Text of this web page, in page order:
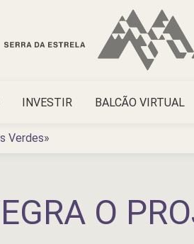
INVESTIR BALCÃO VIRTUAL
Verdes»
O